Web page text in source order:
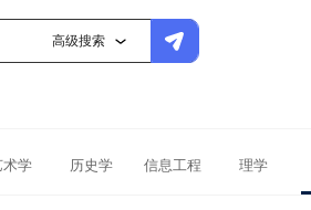
高级搜索
术学 历史学 信息工程 理学